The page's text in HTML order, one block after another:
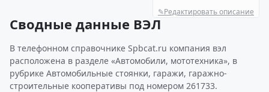
✎Редактировать описание
Сводные данные ВЭЛ
В телефонном справочнике Spbcat.ru компания вэл
расположена в разделе «Автомобили, мототехника», в
рубрике Автомобильные стоянки, гаражи, гаражно-
строительные кооперативы под номером 261733.